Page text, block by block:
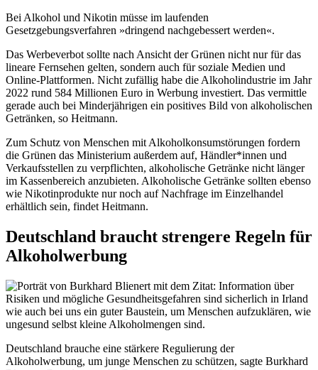
Bei Alkohol und Nikotin müsse im laufenden
Gesetzgebungsverfahren »dringend nachgebessert werden«.
Das Werbeverbot sollte nach Ansicht der Grünen nicht nur für das
lineare Fernsehen gelten, sondern auch für soziale Medien und
Online-Plattformen. Nicht zufällig habe die Alkoholindustrie im Jahr
2022 rund 584 Millionen Euro in Werbung investiert. Das vermittle
gerade auch bei Minderjährigen ein positives Bild von alkoholischen
Getränken, so Heitmann.
Zum Schutz von Menschen mit Alkoholkonsumstörungen fordern
die Grünen das Ministerium außerdem auf, Händler*innen und
Verkaufsstellen zu verpflichten, alkoholische Getränke nicht länger
im Kassenbereich anzubieten. Alkoholische Getränke sollten ebenso
wie Nikotinprodukte nur noch auf Nachfrage im Einzelhandel
erhältlich sein, findet Heitmann.
Deutschland braucht strengere Regeln für
Alkoholwerbung
Deutschland brauche eine stärkere Regulierung der
Alkoholwerbung, um junge Menschen zu schützen, sagte Burkhard